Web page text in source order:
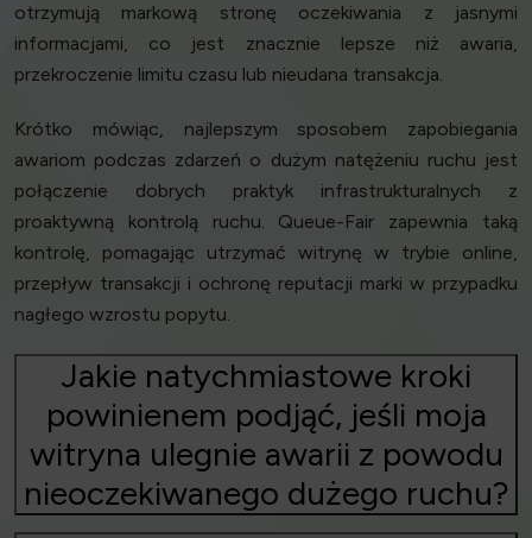
otrzymują markową stronę oczekiwania z jasnymi
informacjami, co jest znacznie lepsze niż awaria,
przekroczenie limitu czasu lub nieudana transakcja.
Krótko mówiąc, najlepszym sposobem zapobiegania
awariom podczas zdarzeń o dużym natężeniu ruchu jest
połączenie dobrych praktyk infrastrukturalnych z
proaktywną kontrolą ruchu. Queue-Fair zapewnia taką
kontrolę, pomagając utrzymać witrynę w trybie online,
przepływ transakcji i ochronę reputacji marki w przypadku
nagłego wzrostu popytu.
Jakie natychmiastowe kroki
powinienem podjąć, jeśli moja
witryna ulegnie awarii z powodu
nieoczekiwanego dużego ruchu?